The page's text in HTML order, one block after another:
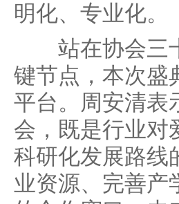
明化、专业化。
站在协会三十
键节点，本次盛
平台。周安清表
会，既是行业对
科研化发展路线
业资源、完善产